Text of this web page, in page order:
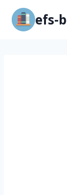
Перейти
содержимому
efs-